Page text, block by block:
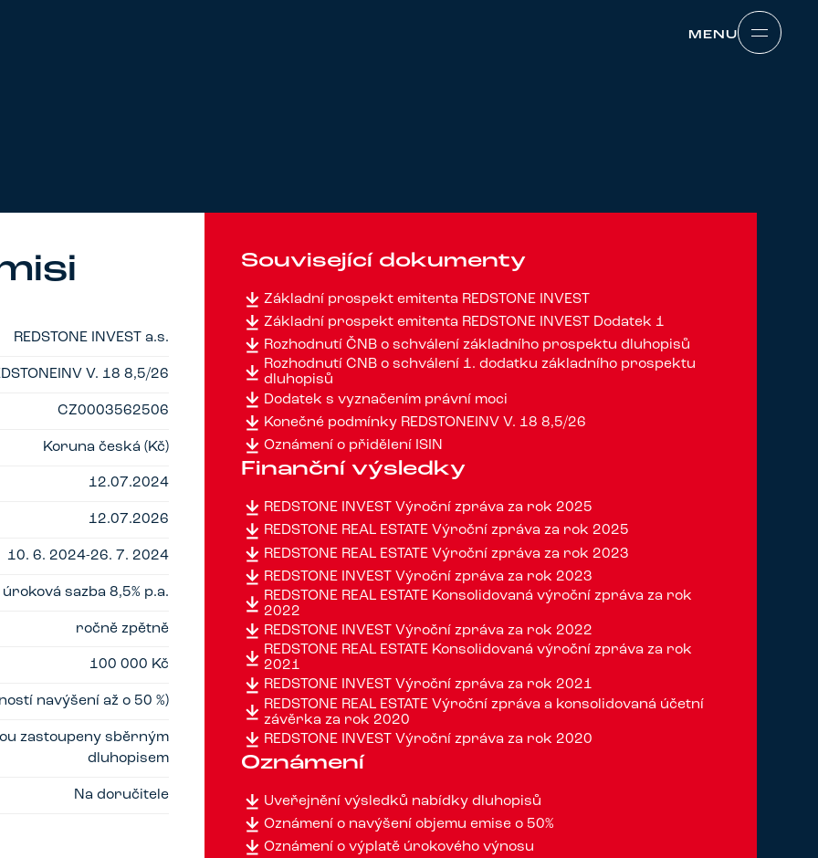
MENU
REDSTONE INVEST a.s.
V. 18 8,5/26
CZ0003562506
Koruna česká (Kč)
12.07.2024
12.07.2026
10. 6. 2024-26. 7. 2024
sazba 8,5% p.a.
ročně zpětně
100 000 Kč
navýšení až o 50 %)
zastoupeny sběrným
dluhopisem
Na doručitele
Související dokumenty
Základní prospekt emitenta REDSTONE INVEST
Základní prospekt emitenta REDSTONE INVEST Dodatek 1
Rozhodnutí ČNB o schválení základního prospektu dluhopisů
Rozhodnutí ČNB o schválení 1. dodatku základního prospektu
dluhopisů
Dodatek s vyznačením právní moci
Konečné podmínky REDSTONEINV V. 18 8,5/26
Oznámení o přidělení ISIN
Finanční výsledky
REDSTONE INVEST Výroční zpráva za rok 2025
REDSTONE REAL ESTATE Výroční zpráva za rok 2025
REDSTONE REAL ESTATE Výroční zpráva za rok 2023
REDSTONE INVEST Výroční zpráva za rok 2023
REDSTONE REAL ESTATE Konsolidovaná výroční zpráva za rok
2022
REDSTONE INVEST Výroční zpráva za rok 2022
REDSTONE REAL ESTATE Konsolidovaná výroční zpráva za rok
2021
REDSTONE INVEST Výroční zpráva za rok 2021
REDSTONE REAL ESTATE Výroční zpráva a konsolidovaná účetní
závěrka za rok 2020
REDSTONE INVEST Výroční zpráva za rok 2020
Oznámení
Uveřejnění výsledků nabídky dluhopisů
Oznámení o navýšení objemu emise o 50%
Oznámení o výplatě úrokového výnosu